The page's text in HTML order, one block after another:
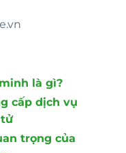
là gì?
cấp dịch vụ
trọng của